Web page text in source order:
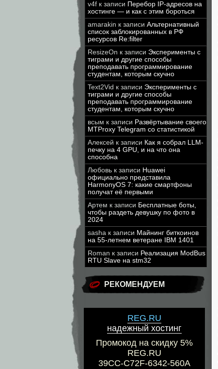
v4f к записи Перебор IP-адресов на
хостинге — и как с этим бороться
amarakin к записи Альтернативный
список заблокированных в РФ
ресурсов Re:filter
ResizeOn к записи Эксперименты с
тиграми и другие способы
преподавать программирование
студентам, которым скучно
Text2Vid к записи Эксперименты с
тиграми и другие способы
преподавать программирование
студентам, которым скучно
всым к записи Развёртывание своего
MTProxy Telegram со статистикой
Алексей к записи Как я собрал LLM-
печку на 4 GPU, и на что она
способна
Любовь к записи Huawei
официально представила
HarmonyOS 7: какие смартфоны
получат её первыми
Артем к записи Бесплатные боты,
чтобы раздеть девушку по фото в
2024
sasha к записи Майнинг биткоинов
на 55-летнем ветеране IBM 1401
Roman к записи Реализация ModBus
RTU Slave на stm32
РЕКОМЕНДУЕМ
REG.RU
надежный хостинг
Промокод на скидку 5%
REG.RU
39CC-C72F-6342-560A